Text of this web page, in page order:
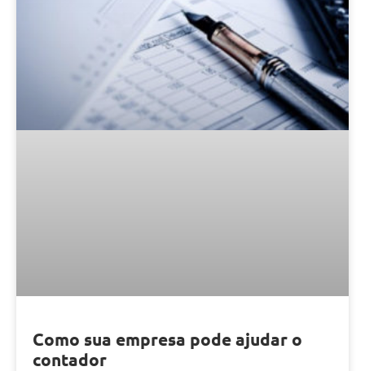
Como sua empresa pode ajudar o
contador